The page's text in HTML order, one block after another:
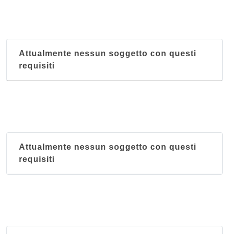
Attualmente nessun soggetto con questi
requisiti
Attualmente nessun soggetto con questi
requisiti